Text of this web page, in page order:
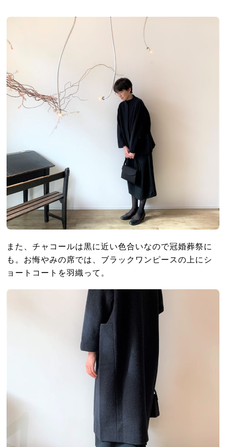
また、チャコールは黒に近い色合いなので冠婚葬祭に
も。お悔やみの席では、ブラックワンピースの上にシ
ョートコートを羽織って。